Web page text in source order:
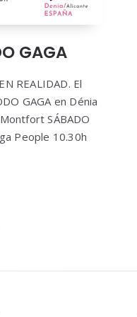
GAGA
REALIDAD. El
GAGA en Dénia
SÁBADO
People 10.30h